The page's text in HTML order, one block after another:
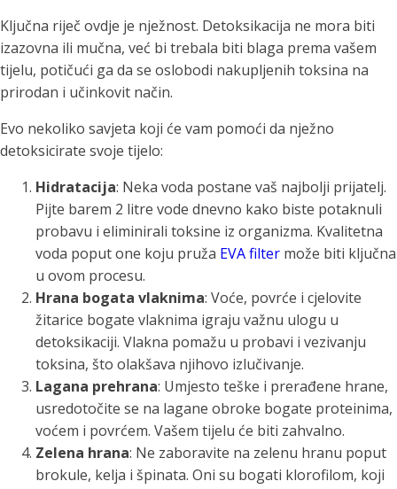
Ključna riječ ovdje je nježnost. Detoksikacija ne mora biti
izazovna ili mučna, već bi trebala biti blaga prema vašem
tijelu, potičući ga da se oslobodi nakupljenih toksina na
prirodan i učinkovit način.
Evo nekoliko savjeta koji će vam pomoći da nježno
detoksicirate svoje tijelo:
Hidratacija: Neka voda postane vaš najbolji prijatelj.
Pijte barem 2 litre vode dnevno kako biste potaknuli
probavu i eliminirali toksine iz organizma. Kvalitetna
voda poput one koju pruža EVA filter može biti ključna
u ovom procesu.
Hrana bogata vlaknima: Voće, povrće i cjelovite
žitarice bogate vlaknima igraju važnu ulogu u
detoksikaciji. Vlakna pomažu u probavi i vezivanju
toksina, što olakšava njihovo izlučivanje.
Lagana prehrana: Umjesto teške i prerađene hrane,
usredotočite se na lagane obroke bogate proteinima,
voćem i povrćem. Vašem tijelu će biti zahvalno.
Zelena hrana: Ne zaboravite na zelenu hranu poput
brokule, kelja i špinata. Oni su bogati klorofilom, koji